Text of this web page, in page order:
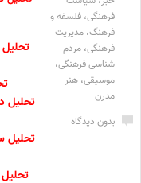
فرهنگی، فلسفه و
فرهنگ، مدیریت
فرهنگی، مردم
شناسی فرهنگی،
موسیقی، هنر
مدرن
بدون دیدگاه
تحلیل
تحلیل
تحلیل